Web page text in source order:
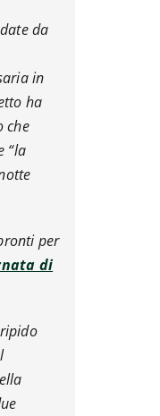
da
in
ha
che
“la
per
di